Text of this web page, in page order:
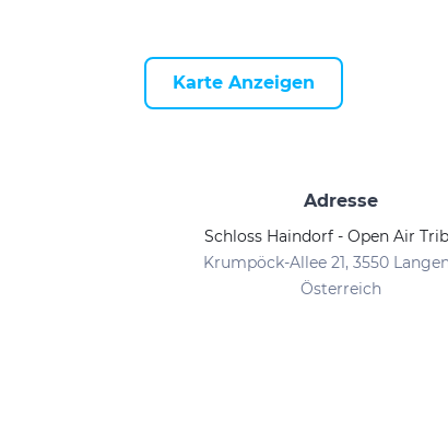
Karte Anzeigen
Adresse
Schloss Haindorf - Open Air
Krumpöck-Allee 21, 3550
Österreich